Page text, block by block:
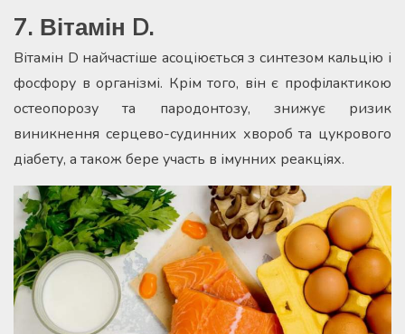
7. Вітамін D.
Вітамін D найчастіше асоціюється з синтезом кальцію і
фосфору в організмі. Крім того, він є профілактикою
остеопорозу та пародонтозу, знижує ризик
виникнення серцево-судинних хвороб та цукрового
діабету, а також бере участь в імунних реакціях.